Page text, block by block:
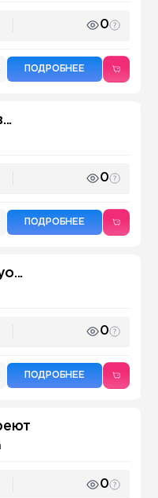
0
ПОДРОБНЕЕ
0
ПОДРОБНЕЕ
0
ПОДРОБНЕЕ
0